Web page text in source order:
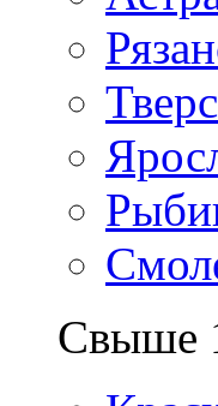
Свыше